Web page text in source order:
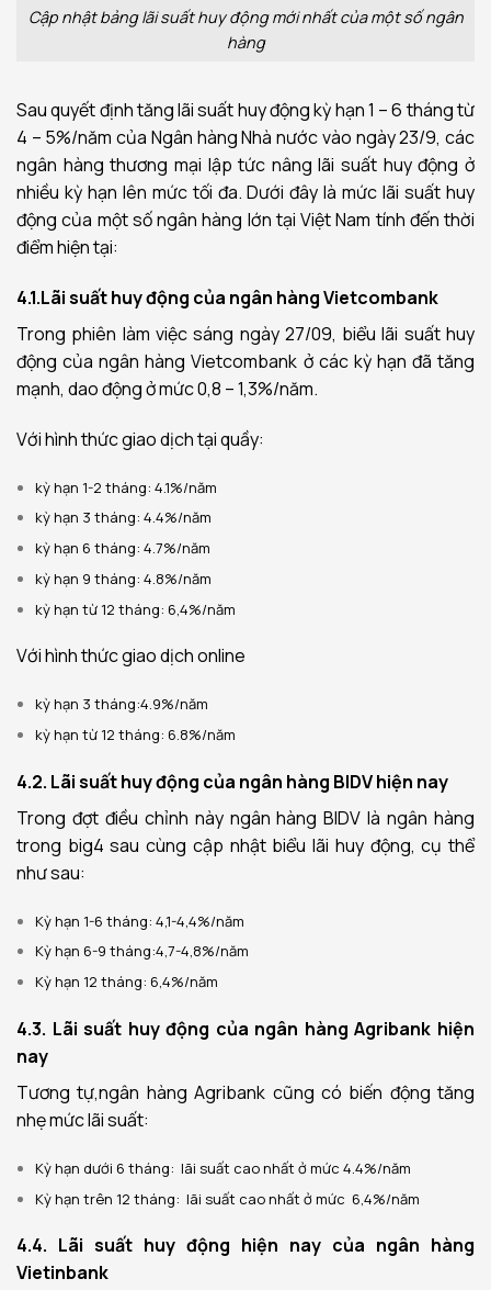
Cập nhật bảng lãi suất huy động mới nhất của một số ngân
hàng
Sau quyết định tăng lãi suất huy động kỳ hạn 1 – 6 tháng từ
4 – 5%/năm của Ngân hàng Nhà nước vào ngày 23/9, các
ngân hàng thương mại lập tức nâng lãi suất huy động ở
nhiều kỳ hạn lên mức tối đa. Dưới đây là mức lãi suất huy
động của một số ngân hàng lớn tại Việt Nam tính đến thời
điểm hiện tại:
4.1.Lãi suất huy động của ngân hàng Vietcombank
Trong phiên làm việc sáng ngày 27/09, biểu lãi suất huy
động của ngân hàng Vietcombank ở các kỳ hạn đã tăng
mạnh, dao động ở mức 0,8 – 1,3%/năm.
Với hình thức giao dịch tại quầy:
kỳ hạn 1-2 tháng: 4.1%/năm
kỳ hạn 3 tháng: 4.4%/năm
kỳ hạn 6 tháng: 4.7%/năm
kỳ hạn 9 tháng: 4.8%/năm
kỳ hạn từ 12 tháng: 6,4%/năm
Với hình thức giao dịch online
kỳ hạn 3 tháng:4.9%/năm
kỳ hạn từ 12 tháng: 6.8%/năm
4.2. Lãi suất huy động của ngân hàng BIDV hiện nay
Trong đợt điều chỉnh này ngân hàng BIDV là ngân hàng
trong big4 sau cùng cập nhật biểu lãi huy động, cụ thể
như sau:
Kỳ hạn 1-6 tháng: 4,1-4,4%/năm
Kỳ hạn 6-9 tháng:4,7-4,8%/năm
Kỳ hạn 12 tháng: 6,4%/năm
4.3. Lãi suất huy động của ngân hàng Agribank hiện
nay
Tương tự,ngân hàng Agribank cũng có biến động tăng
nhẹ mức lãi suất:
Kỳ hạn dưới 6 tháng: lãi suất cao nhất ở mức 4.4%/năm
Kỳ hạn trên 12 tháng: lãi suất cao nhất ở mức 6,4%/năm
4.4. Lãi suất huy động hiện nay của ngân hàng
Vietinbank